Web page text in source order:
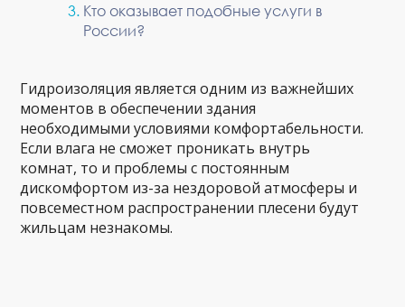
Кто оказывает подобные услуги в
России?
Гидроизоляция является одним из важнейших
моментов в обеспечении здания
необходимыми условиями комфортабельности.
Если влага не сможет проникать внутрь
комнат, то и проблемы с постоянным
дискомфортом из-за нездоровой атмосферы и
повсеместном распространении плесени будут
жильцам незнакомы.